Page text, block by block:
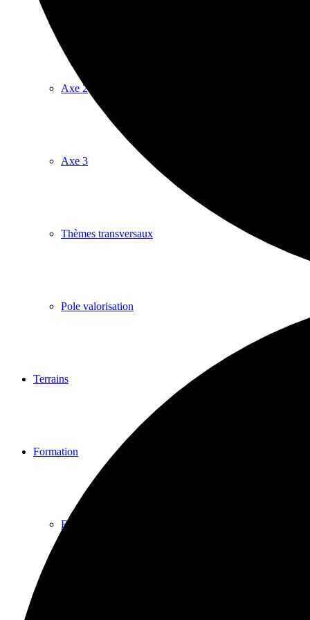
Axe 2
Axe 3
Thèmes transversaux
Pole valorisation
Terrains
Formation
Formation